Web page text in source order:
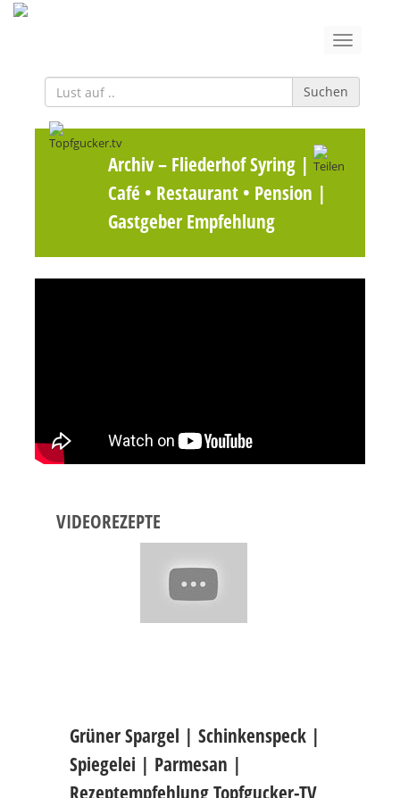
Suchen
Archiv– Fliederhof Syring |
Café • Restaurant • Pension |
Gastgeber Empfehlung
VIDEOREZEPTE
Grüner Spargel | Schinkenspeck |
Spiegelei | Parmesan |
Rezeptempfehlung Topfgucker-TV